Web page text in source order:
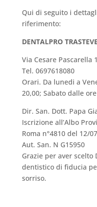
Qui di seguito i
riferimento:
DENTALPRO
Via Cesare Pascarella
Tel. 0697618080
Orari. Da lunedi a
20,00; Sabato dalle
Dir. San. Dott. Papa
Iscrizione all’Albo
Roma n°4810 del 12/
Aut. San. N G15950
Grazie per aver scelto
dentistico di fiducia
sorriso.